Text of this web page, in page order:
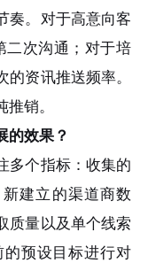
奏。对于高意向客
二次沟通；对于培
资讯推送频率。
销。
的效果？
个指标：收集的
建立的渠道商数
质量以及单个线索
预设目标进行对